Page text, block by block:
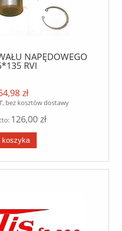
NAPĘDOWEGO
RVI
zł
bez kosztów dostawy
126,00 zł
koszyka